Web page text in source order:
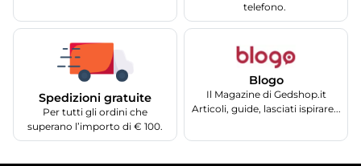
telefono.
Spedizioni gratuite
Per tutti gli ordini che
superano l’importo di € 100.
Blogo
Il Magazine di Gedshop.it
Articoli, guide, lasciati ispirare...